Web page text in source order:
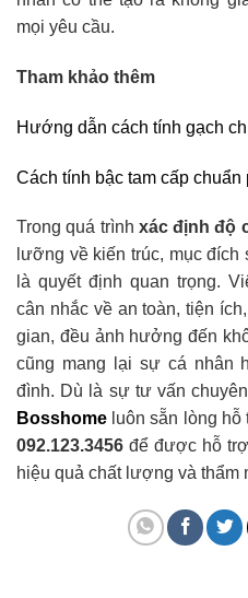
mọi yêu cầu.
Tham khảo thêm
Hướng dẫn cách tính gạch
Cách tính bậc tam cấp chuẩn
Trong quá trình xác định độ
lưỡng về kiến trúc, mục
là quyết định quan trọng.
cân nhắc về an toàn, tiện
gian, đều ảnh hưởng đến
cũng mang lại sự cá nhân
đình. Dù là sự tư vấn
Bosshome luôn sẵn lòng
092.123.3456 để được hỗ
hiệu quả chất lượng và thẩm